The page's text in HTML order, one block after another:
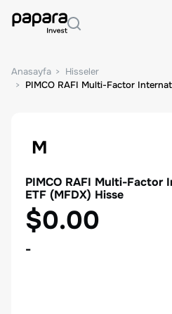
Anasayfa
Hisseler
PIMCO RAFI Multi-Factor
M
PIMCO RAFI Multi-Factor
ETF (MFDX) Hisse
$0.00
-